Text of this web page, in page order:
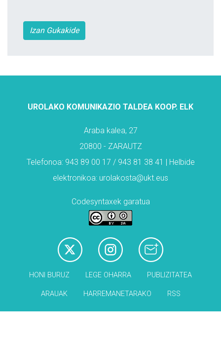
Izan Gukakide
UROLAKO KOMUNIKAZIO TALDEA KOOP. ELK
Araba kalea, 27
20800 - ZARAUTZ
Telefonoa: 943 89 00 17 / 943 81 38 41 | Helbide
elektronikoa: urolakosta@ukt.eus
Codesyntaxek garatua
HONI BURUZ LEGE OHARRA PUBLIZITATEA
ARAUAK HARREMANETARAKO RSS